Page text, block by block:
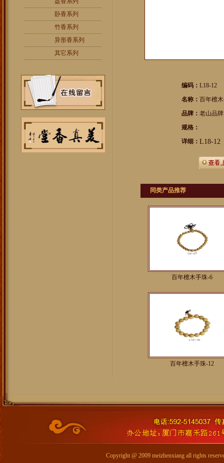
卧香系列
竹香系列
异形香系列
其它系列
编码： L18-12
名称： 百年檀
品牌： 老山品牌
规格：
详细： L18-12
同类产品推荐
百年檀木手珠-6
百年檀木手珠-12
Copyright @ 2009 meizhenxiang all rights